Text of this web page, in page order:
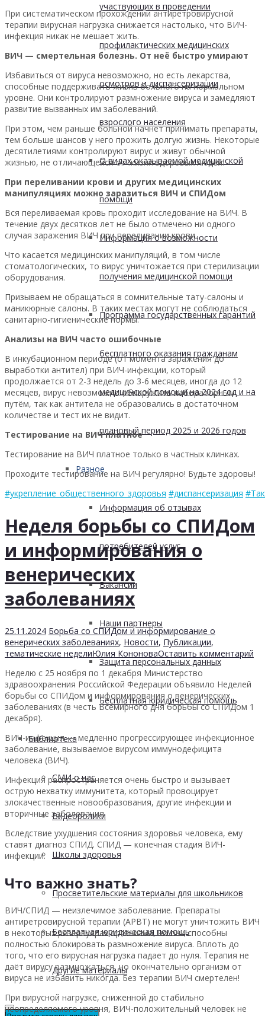
участвующих в проведении
профилактических медицинских
осмотров и диспансеризации
взрослого населения
О видах оказываемой медицинской
помощи
Информация о возможности
получения медицинской помощи
Программа государственных гарантий
бесплатного оказания гражданам
медицинской помощи на 2024 год и на
плановый период 2025 и 2026 годов
Разное
Информация об отзывах
потребителей услуг
Вакансии
Наши партнеры
Защита персональных данных
Бесплатная юридическая помощь
Библиотека
СМИ о нас
Видеоролики
Школы здоровья
Просветительские материалы для школьников
Бесплатная юридическая помощь
Другие материалы
При систематическом прохождении антиретровирусной
терапии вирусная нагрузка снижается настолько, что ВИЧ-
инфекция никак не мешает жить.
ВИЧ — смертельная болезнь. От неё быстро умирают
Избавиться от вируса невозможно, но есть лекарства,
способные поддерживать жизнь больного на нормальном
уровне. Они контролируют размножение вируса и замедляют
развитие вызванных им заболеваний.
При этом, чем раньше больной начнёт принимать препараты,
тем больше шансов у него прожить долгую жизнь. Некоторые
десятилетиями контролируют вирус и живут обычной
жизнью, не отличающейся от жизни здоровых людей.
При переливании крови и других медицинских
манипуляциях можно заразиться ВИЧ и СПИДом
Вся переливаемая кровь проходит исследование на ВИЧ. В
течение двух десятков лет не было отмечено ни одного
случая заражения ВИЧ при переливании крови.
Что касается медицинских манипуляций, в том числе
стоматологических, то вирус уничтожается при стерилизации
оборудования.
Призываем не обращаться в сомнительные тату-салоны и
маникюрные салоны. В таких местах могут не соблюдаться
санитарно-гигиенические нормы.
Анализы на ВИЧ часто ошибочные
В инкубационном периоде (от момента заражения до
выработки антител) при ВИЧ-инфекции, который
продолжается от 2-3 недель до 3-6 месяцев, иногда до 12
месяцев, вирус невозможно обнаружить лабораторным
путём, так как антитела не образовались в достаточном
количестве и тест их не видит.
Тестирование на ВИЧ платное
Тестирование на ВИЧ платное только в частных клинках.
Проходите тестирование на ВИЧ регулярно! Будьте здоровы!
#укрепление_общественного_здоровья #диспансеризация
Неделя борьбы со СПИДом
и информирования о
венерических
заболеваниях
25.11.2024 Борьба со СПИДом и информирование о
венерических заболеваниях, Новости, Публикации,
тематические неделиЮлия КононоваОставить комментарий
Неделю с 25 ноября по 1 декабря Министерство
здравоохранения Российской Федерации объявило Неделей
борьбы со СПИДом и информирования о венерических
заболеваниях (в честь Всемирного дня борьбы со СПИДом 1
декабря).
ВИЧ-инфекция — медленно прогрессирующее инфекционное
заболевание, вызываемое вирусом иммунодефицита
человека (ВИЧ).
Инфекция распространяется очень быстро и вызывает
острую нехватку иммунитета, который провоцирует
злокачественные новообразования, другие инфекции и
вторичные заболевания.
Вследствие ухудшения состояния здоровья человека, ему
ставят диагноз СПИД. СПИД — конечная стадия ВИЧ-
инфекции.
Что важно знать?
ВИЧ/СПИД — неизлечимое заболевание. Препараты
антиретровирусной терапии (АРВТ) не могут уничтожить ВИЧ
в некоторых резервуарах организма, но они способны
полностью блокировать размножение вируса. Вплоть до
того, что его вирусная нагрузка падает до нуля. Терапия не
даёт вирусу размножаться, но окончательно организм от
вируса не избавить никогда. Без терапии ВИЧ смертелен!
При вирусной нагрузке, сниженной до стабильно
неопределяемого уровня, ВИЧ-положительный человек не